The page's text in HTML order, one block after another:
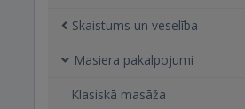
Skaistums un veselība
Masiera pakalpojumi
Klasiskā masāža